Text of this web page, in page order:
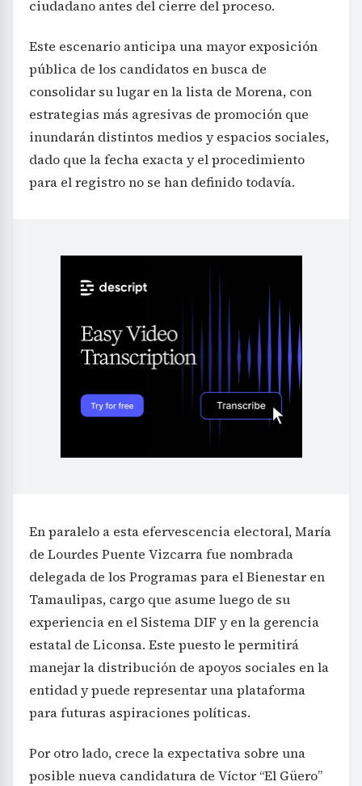
ciudadano antes del cierre del proceso.
Este escenario anticipa una mayor exposición
pública de los candidatos en busca de
consolidar su lugar en la lista de Morena, con
estrategias más agresivas de promoción que
inundarán distintos medios y espacios sociales,
dado que la fecha exacta y el procedimiento
para el registro no se han definido todavía.
En paralelo a esta efervescencia electoral, María
de Lourdes Puente Vizcarra fue nombrada
delegada de los Programas para el Bienestar en
Tamaulipas, cargo que asume luego de su
experiencia en el Sistema DIF y en la gerencia
estatal de Liconsa. Este puesto le permitirá
manejar la distribución de apoyos sociales en la
entidad y puede representar una plataforma
para futuras aspiraciones políticas.
Por otro lado, crece la expectativa sobre una
posible nueva candidatura de Víctor “El Güero”